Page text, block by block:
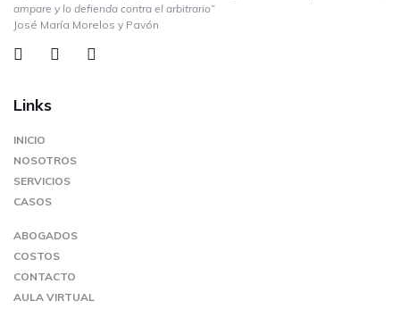
ampare y lo defienda contra el arbitrario”
José María Morelos y Pavón
Links
INICIO
NOSOTROS
SERVICIOS
CASOS
ABOGADOS
COSTOS
CONTACTO
AULA VIRTUAL